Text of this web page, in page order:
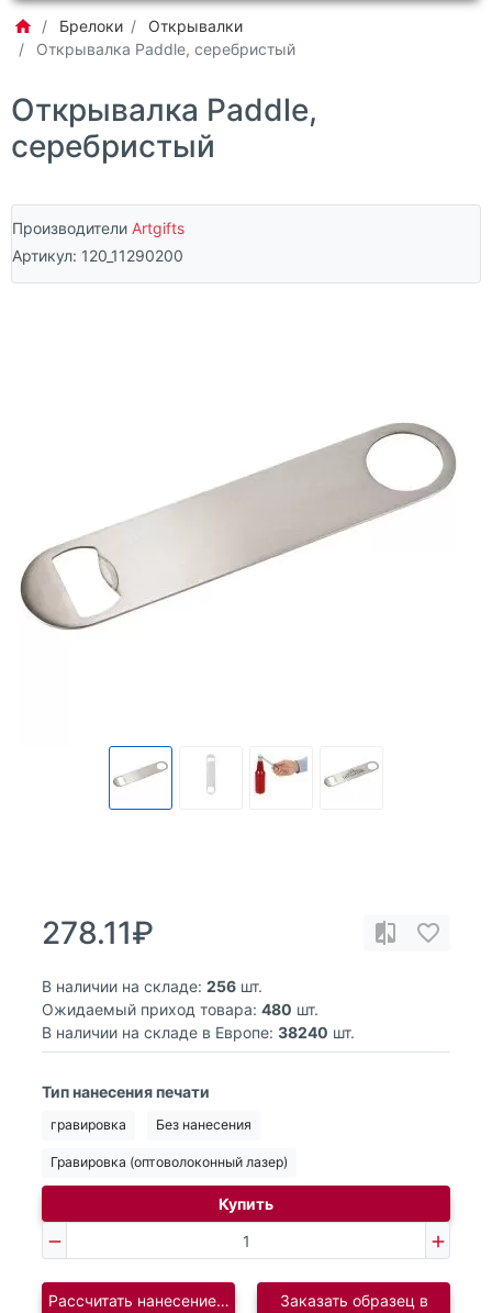
Брелоки
Открывалки
Открывалка Paddle, серебристый
Открывалка Paddle,
серебристый
Производители Artgifts
Артикул: 120_11290200
278.11₽
В наличии на складе: 256 шт.
Ожидаемый приход товара: 480 шт.
В наличии на складе в Европе: 38240 шт.
Тип нанесения печати
гравировка Без нанесения
Гравировка (оптоволоконный лазер)
Купить
Рассчитать нанесение логотипаЗаказать образец в